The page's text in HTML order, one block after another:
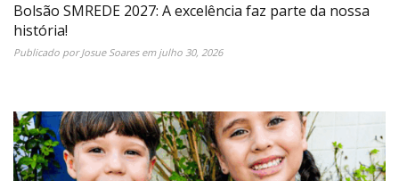
Bolsão SMREDE 2027: A excelência faz parte da nossa
história!
Publicado porJosue Soaresem julho 30, 2026